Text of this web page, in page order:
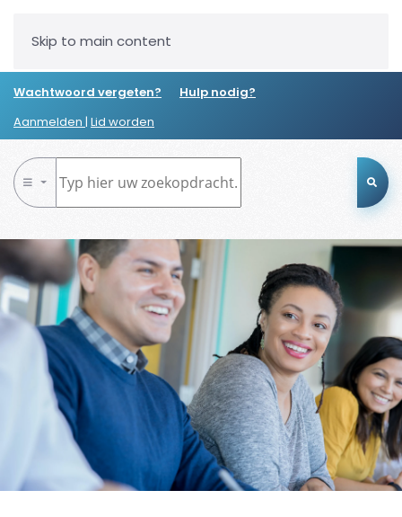
Skip to main content
Wachtwoord vergeten?
Hulp nodig?
Aanmelden | Lid worden